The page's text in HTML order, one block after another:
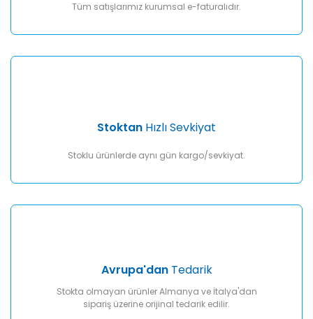
Tüm satışlarımız kurumsal e-faturalıdır.
Stoktan Hızlı Sevkiyat
Stoklu ürünlerde aynı gün kargo/sevkiyat.
Avrupa'danTedarik
Stokta olmayan ürünler Almanya ve İtalya'dan
sipariş üzerine orijinal tedarik edilir.